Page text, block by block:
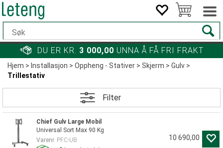
DU ER KR. 3 000,00 UNNA Å FÅ FRI FRAKT
Hjem> Installasjon>Oppheng - Stativer>Skjerm>Gulv>
Trillestativ
Filter
Chief Gulv Large Mobil
Universal Sort Max 90 Kg
Varenr PFC-UB
10 690,00